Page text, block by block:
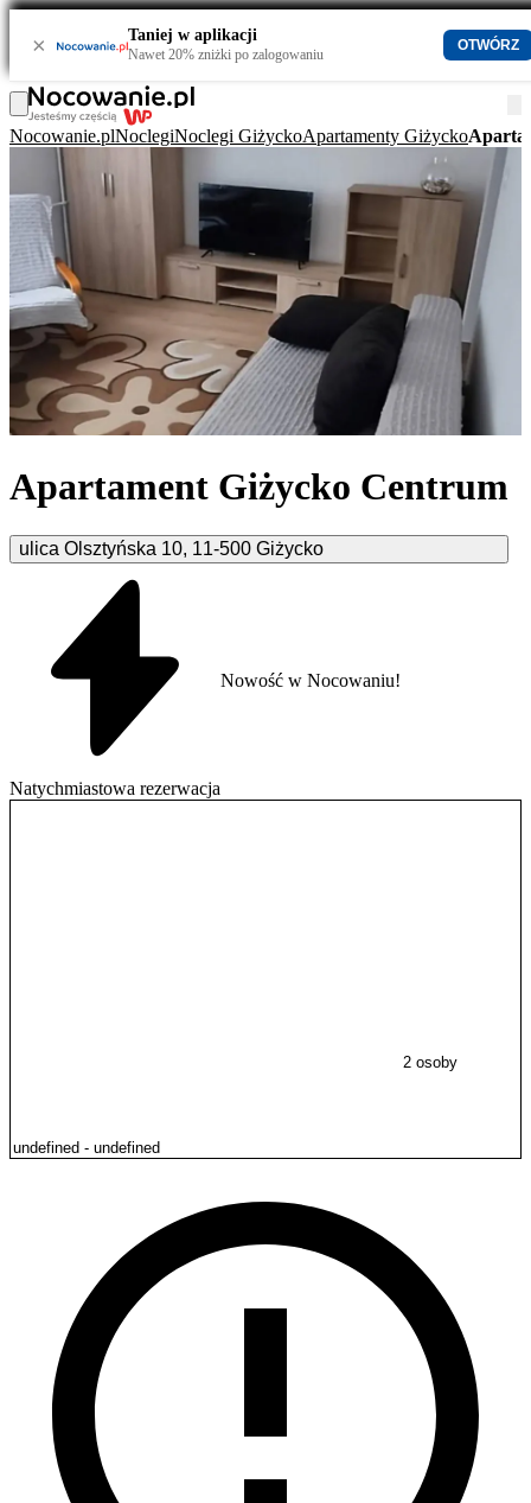
× Taniej w aplikacji
Nawet 20% zniżki po zalogowaniu
OTWÓRZ
Nocowanie.plNoclegiNoclegi GiżyckoApartamenty Giżycko
Apartament Giżycko Centrum
ulica Olsztyńska 10, 11-500 Giżycko
Natychmiastowa rezerwacja
Nowość w Nocowaniu!
2 osoby